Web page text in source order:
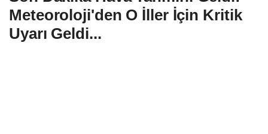
Meteoroloji'den O İller İçin Kritik
Uyarı Geldi...